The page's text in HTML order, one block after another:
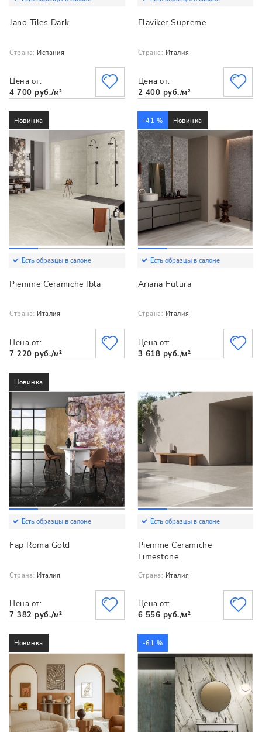
Jano Tiles Dark
Страна: Испания
Цена от:
4 700 руб./м²
Flaviker Supreme
Страна: Италия
Цена от:
2 400 руб./м²
Новинка
Есть образцы в салоне
Piemme Ceramiche Ibla
Страна: Италия
Цена от:
7 220 руб./м²
-41 % Новинка
Есть образцы в салоне
Ariana Futura
Страна: Италия
Цена от:
3 618 руб./м²
Новинка
Есть образцы в салоне
Fap Roma Gold
Страна: Италия
Цена от:
7 382 руб./м²
Есть образцы в салоне
Piemme Ceramiche
Limestone
Страна: Италия
Цена от:
6 556 руб./м²
Новинка -61 %